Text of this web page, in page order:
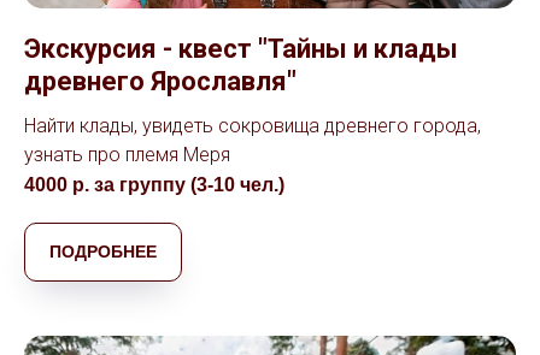
Экскурсия - квест "Тайны и клады
древнего Ярославля"
Найти клады, увидеть сокровища древнего города,
узнать про племя Меря
4000 р. за группу (3-10 чел.)
ПОДРОБНЕЕ